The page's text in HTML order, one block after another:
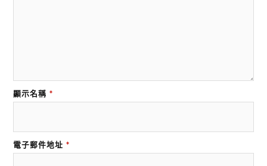
顯示名稱 *
電子郵件地址 *